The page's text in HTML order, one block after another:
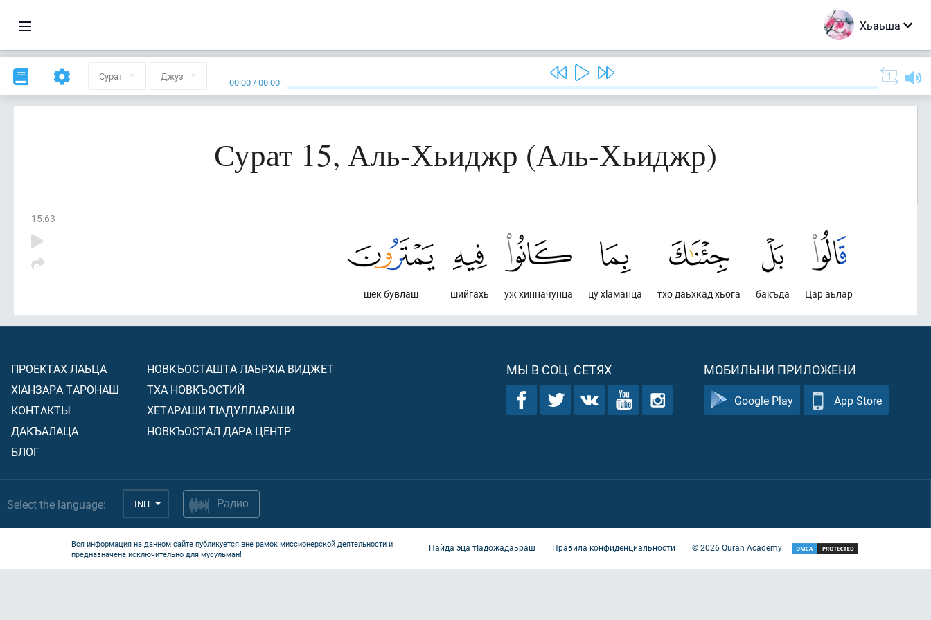
Хьаьша
Сурат Джуз 00:00 /00:00
Сурат 15, Аль-Хьиджр (Аль-Хьиджр)
15:63
Цар аьлар
бакъда
тхо даьхкад хьога
цу хlаманца
уж хинначунца
шийгахь
шек бувлаш
ПРОЕКТАХ ЛАЬЦА
ХIАНЗАРА ТАРОНАШ
КОНТАКТЫ
ДАКЪАЛАЦА
БЛОГ
НОВКЪОСТАШТА ЛАЬРХIА ВИДЖЕТ
ТХА НОВКЪОСТИЙ
ХЕТАРАШИ ТIАДУЛЛАРАШИ
НОВКЪОСТАЛ ДАРА ЦЕНТР
МЫ В СОЦ. СЕТЯХ МОБИЛЬНИ ПРИЛОЖЕНИ
Google Play App Store
Select the language: INH Радио
Вся информация на данном сайте публикуется вне рамок миссионерской деятельности и
предназначена исключительно для мусульман!
Пайда эца тIадожадаьраш Правила конфиденциальности ©2026Quran Academy